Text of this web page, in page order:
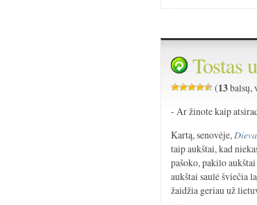
Tostas
(13
- Ar žinote kaip
Kartą, senovėje,
taip aukštai, kad
pašoko, pakilo
aukštai saulė šviečia
žaidžia geriau už